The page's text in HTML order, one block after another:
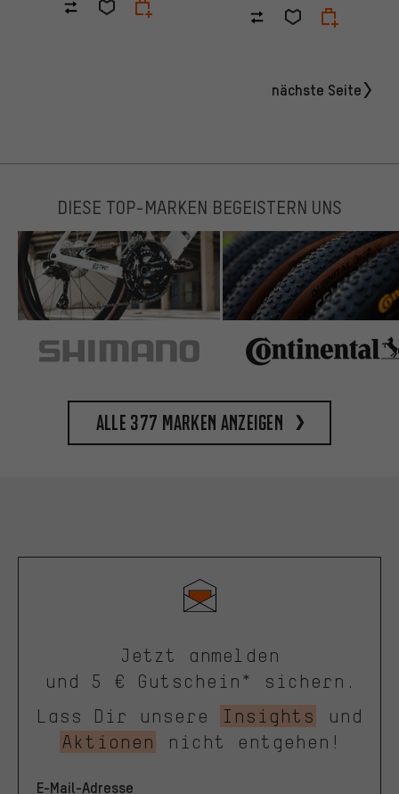
nächste Seite
DIESE TOP-MARKEN BEGEISTERN UNS
Alle 377 Marken anzeigen
Jetzt anmelden
und 5 € Gutschein* sichern.
Lass Dir unsere
Insights
und
Aktionen
nicht entgehen!
E-Mail-Adresse